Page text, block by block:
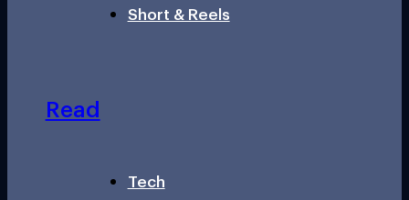
Short & Reels
Read
Tech